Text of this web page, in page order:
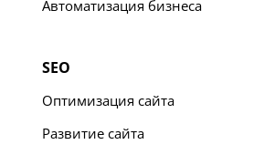
Автоматизация бизнеса
SEO
Оптимизация сайта
Развитие сайта